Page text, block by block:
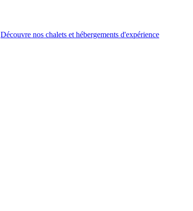
Découvre nos chalets et hébergements d'expérience